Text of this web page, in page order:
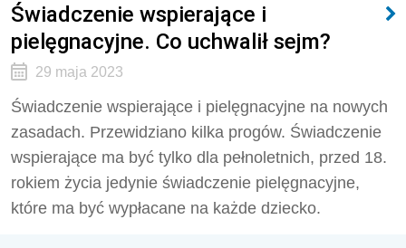
Świadczenie wspierające i
pielęgnacyjne. Co uchwalił sejm?
29 maja 2023
Świadczenie wspierające i pielęgnacyjne na nowych
zasadach. Przewidziano kilka progów. Świadczenie
wspierające ma być tylko dla pełnoletnich, przed 18.
rokiem życia jedynie świadczenie pielęgnacyjne,
które ma być wypłacane na każde dziecko.